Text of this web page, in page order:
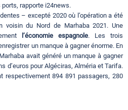
rapporte i24news.
– excepté 2020 où l’opération a été
voisin du Nord de Marhaba 2021. Une
l’économie espagnole. Les trois
un manque à gagner énorme. En
avait généré un manque à gagner
d’euros pour Algéciras, Alméria et Tarifa.
respectivement 894 891 passagers, 280